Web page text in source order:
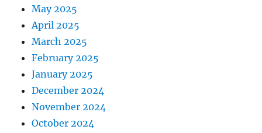
May 2025
April 2025
March 2025
February 2025
January 2025
December 2024
November 2024
October 2024